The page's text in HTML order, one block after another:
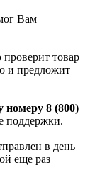
Вам
проверит товар
и предложит
номеру 8 (800)
поддержки.
в день
еще раз